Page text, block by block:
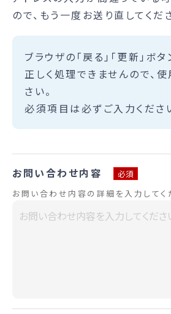
ので、もう一度お送り直してくだ
ブラウザの「戻る」「更新」ボ
正しく処理できませんので、
さい。
必須項目は必ずご入力くださ
お問い合わせ内容
必須
お問い合わせ内容の詳細を入力してく